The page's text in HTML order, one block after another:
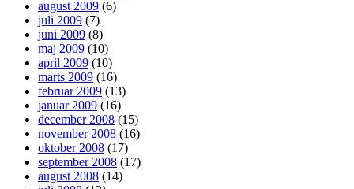
august 2009 (6)
juli 2009 (7)
juni 2009 (8)
maj 2009 (10)
april 2009 (10)
marts 2009 (16)
februar 2009 (13)
januar 2009 (16)
december 2008 (15)
november 2008 (16)
oktober 2008 (17)
september 2008 (17)
august 2008 (14)